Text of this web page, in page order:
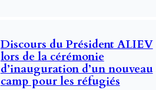
Discours du Président ALIEV
lors de la cérémonie
d’inauguration d’un nouveau
camp pour les réfugiés